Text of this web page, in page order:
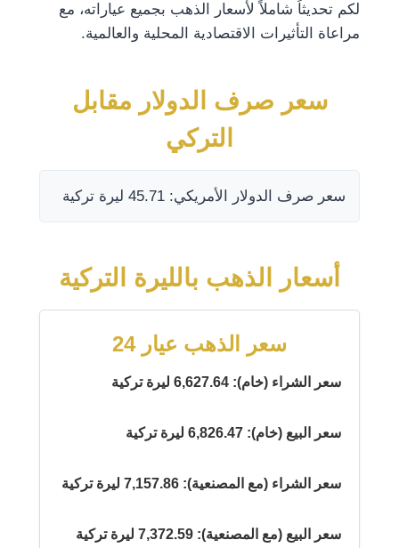
لكم تحديثاً شاملاً لأسعار الذهب بجميع عياراته، مع
مراعاة التأثيرات الاقتصادية المحلية والعالمية.
سعر صرف الدولار مقابل
التركي
سعر صرف الدولار الأمريكي: 45.71 ليرة تركية
أسعار الذهب بالليرة التركية
سعر الذهب عيار 24
سعر الشراء (خام): 6,627.64 ليرة تركية
سعر البيع (خام): 6,826.47 ليرة تركية
سعر الشراء (مع المصنعية): 7,157.86 ليرة تركية
سعر البيع (مع المصنعية): 7,372.59 ليرة تركية